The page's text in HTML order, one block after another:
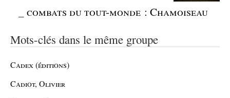
_combats du tout-monde : Chamoiseau
Mots-clés dans le même groupe
Cadex (éditions)
Cadiot, Olivier